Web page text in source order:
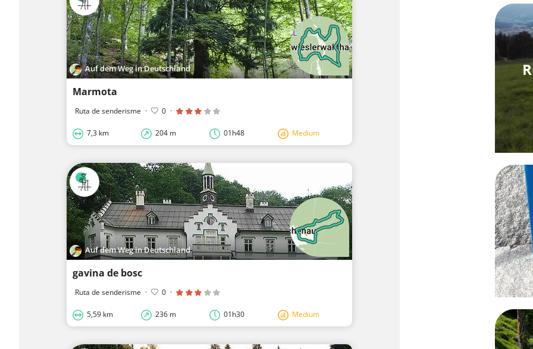
Auf dem Weg in Deutschland
Marmota
Ruta de senderisme · 0 ·
7,3 km 204 m 01h48 Medium
Auf dem Weg in Deutschland
gavina de bosc
Ruta de senderisme · 0 ·
5,59 km 236 m 01h30 Medium